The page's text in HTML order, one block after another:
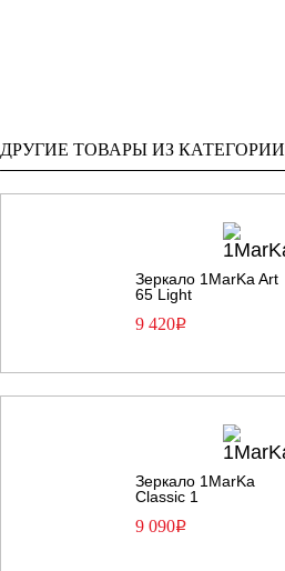
ДРУГИЕ ТОВАРЫ ИЗ КАТЕГОРИИ
Зеркало 1MarKa Art
65 Light
9 420Р
Зеркало 1MarKa
Classic 1
9 090Р